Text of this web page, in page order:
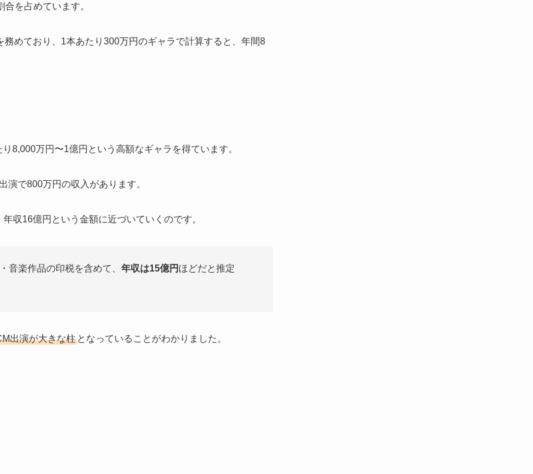
合を占めています。
めており、1本あたり300万円のギャラで計算すると、年間8
8,000万円〜1億円という高額なギャラを得ています。
演で800万円の収入があります。
収16億円という金額に近づいていくのです。
音楽作品の印税を含めて、 年収は15億円 ほどだと推定
出演が大きな柱 となっていることがわかりました。